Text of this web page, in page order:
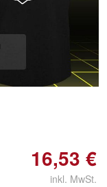
16,53 €
inkl. MwSt.